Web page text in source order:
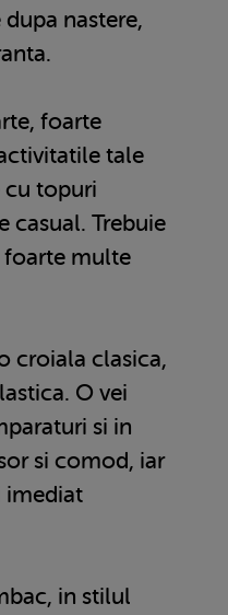
nastere,
foarte
tale
cu topuri
casual. Trebuie
foarte multe
croiala clasica,
O vei
si in
si comod, iar
imediat
in stilul